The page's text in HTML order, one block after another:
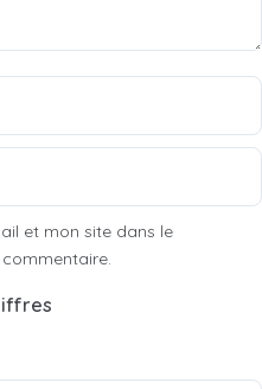
et mon site dans le